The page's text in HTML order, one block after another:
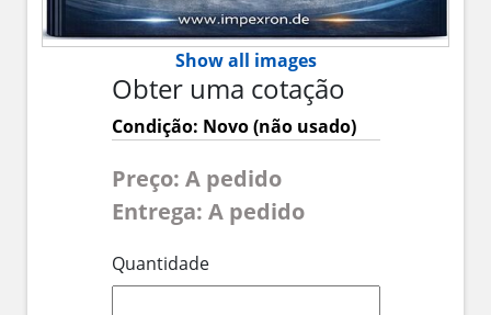
Show all images
Obter uma cotação
Condição: Novo (não usado)
Preço: A pedido
Entrega: A pedido
Quantidade